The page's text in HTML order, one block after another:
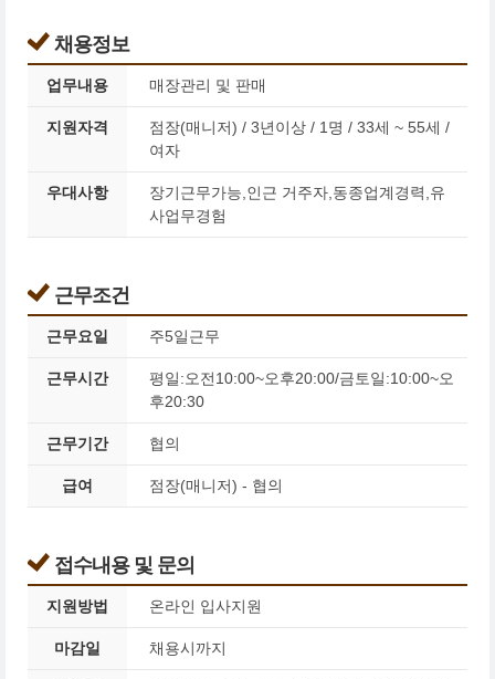
채용정보
업무내용 매장관리 및 판매
지원자격
점장(매니저) / 3년이상 / 1명 / 33세 ~ 55세 /
여자
우대사항
장기근무가능,인근 거주자,동종업계경력,유
사업무경험
근무조건
근무요일 주5일근무
근무시간
평일:오전10:00~오후20:00/금토일:10:00~오
후20:30
근무기간 협의
급여 점장(매니저) - 협의
접수내용 및 문의
지원방법 온라인 입사지원
마감일 채용시까지